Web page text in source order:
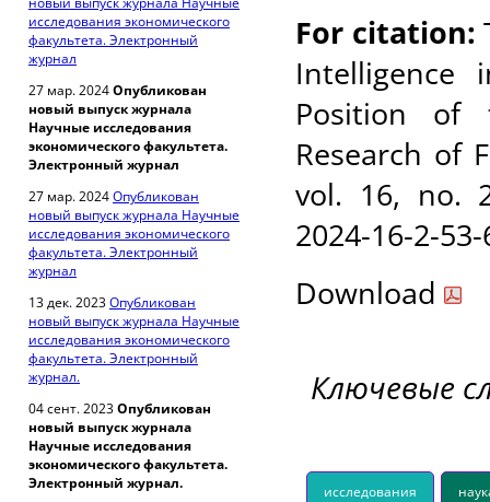
исследования экономического
факультета. Электронный
журнал
27 мар. 2024Опубликован
новый выпуск журнала
Научные исследования
экономического факультета.
Электронный журнал
27 мар. 2024Опубликован
новый выпуск журнала Научные
исследования экономического
факультета. Электронный
журнал
13 дек. 2023Опубликован
новый выпуск журнала Научные
исследования экономического
факультета. Электронный
журнал.
04 сент. 2023Опубликован
новый выпуск журнала
Научные исследования
экономического факультета.
Электронный журнал.
For citation:
Intelligence
Position of
Research of
vol. 16, no.
2024-16-2-
Download
Ключевые
исследования